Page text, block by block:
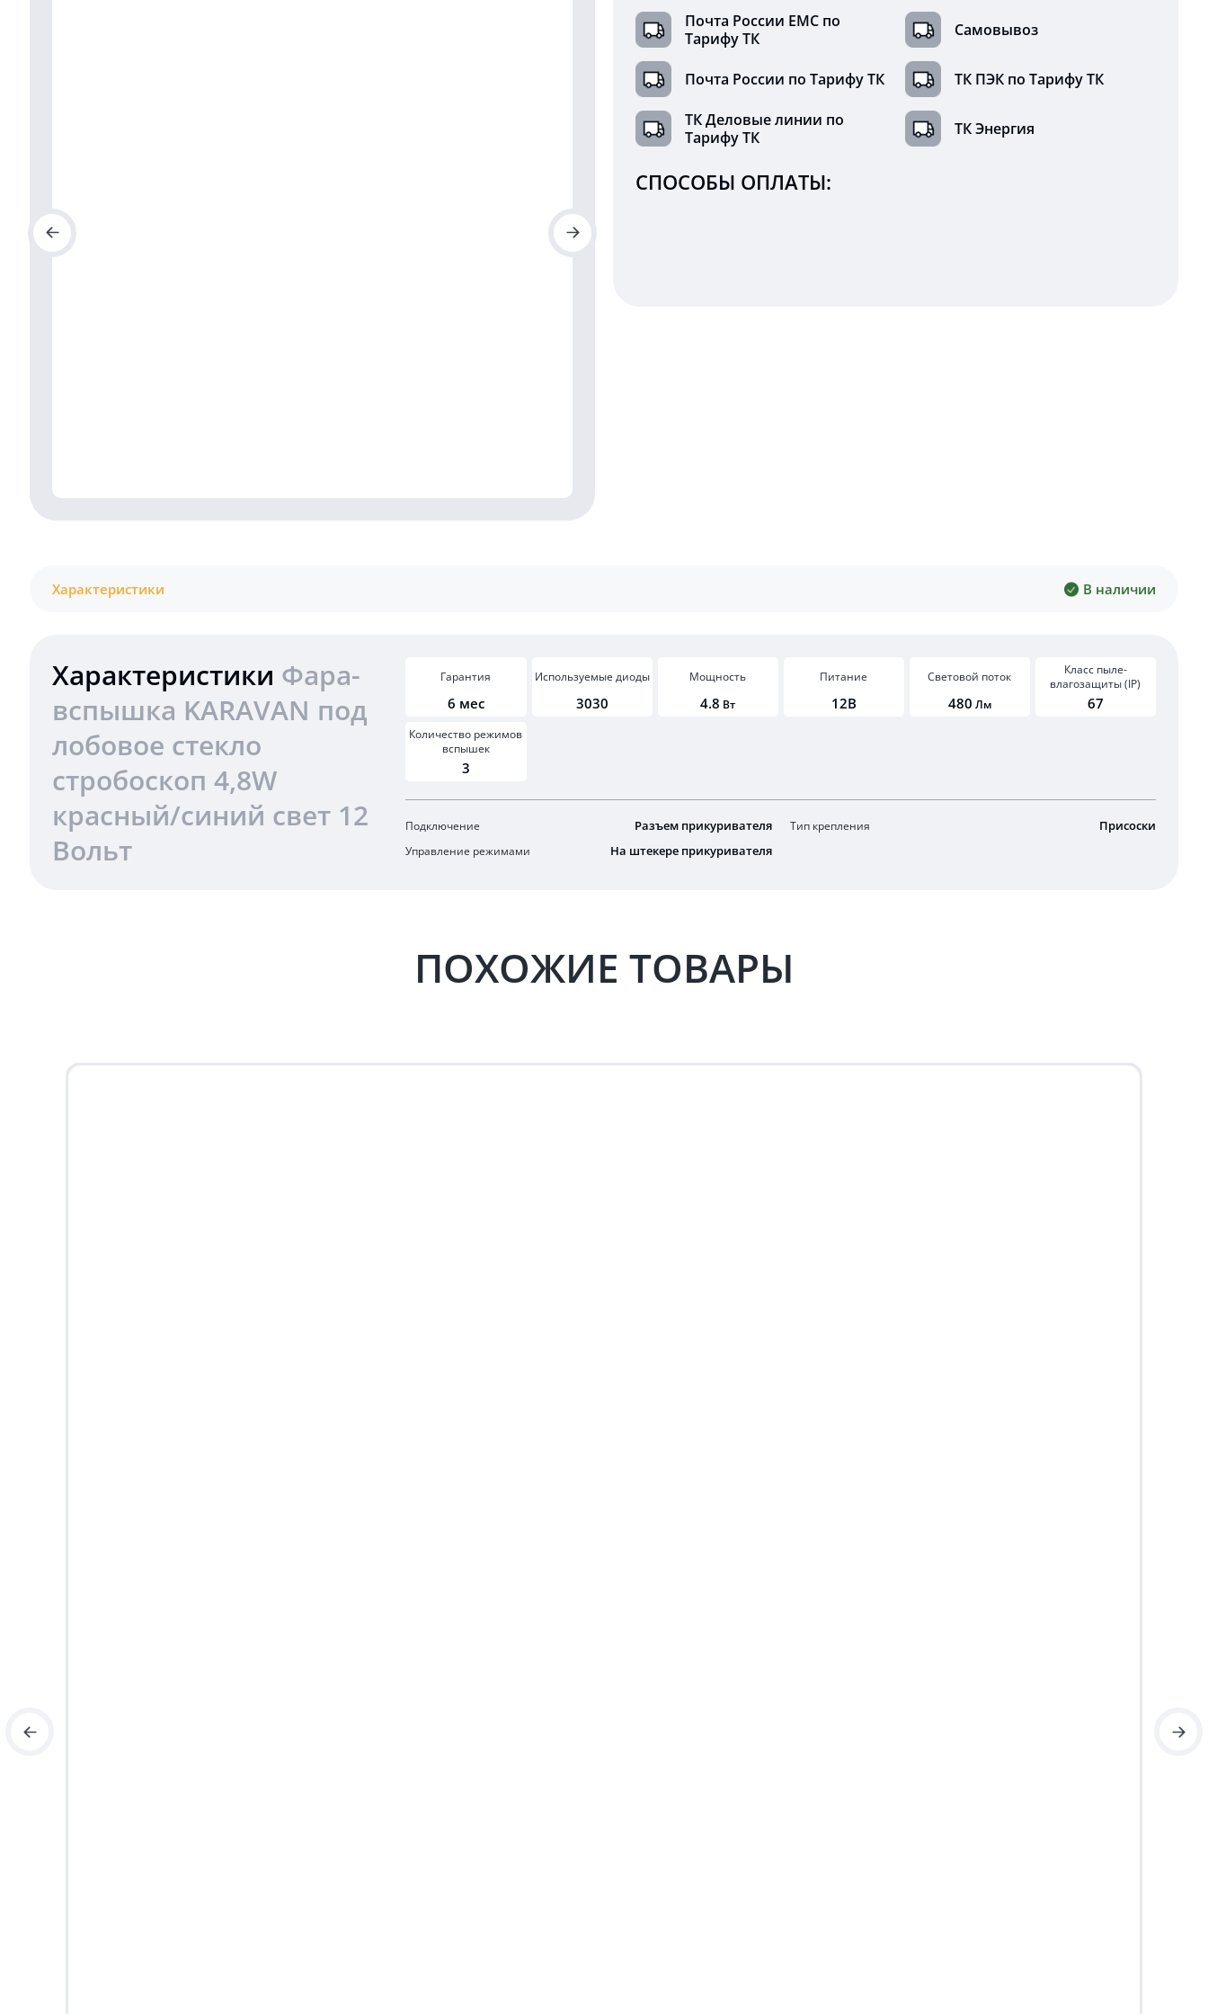
Почта России ЕМС по
Тарифу ТК
Самовывоз
Почта России по Тарифу ТК ТК ПЭК по Тарифу ТК
ТК Деловые линии по
Тарифу ТК
ТК Энергия
СПОСОБЫ ОПЛАТЫ:
Характеристики В наличии
Характеристики Фара-
вспышка KARAVAN под
лобовое стекло
стробоскоп 4,8W
красный/синий свет 12
Вольт
Гарантия
6 мес
Используемые диоды
3030
Мощность
4.8 Вт
Питание
12В
Световой поток
480 Лм
Класс пыле-
влагозащиты (IP)
67
Количество режимов
вспышек
3
Подключение Разъем прикуривателя Тип крепления Присоски
Управление режимами На штекере прикуривателя
ПОХОЖИЕ ТОВАРЫ